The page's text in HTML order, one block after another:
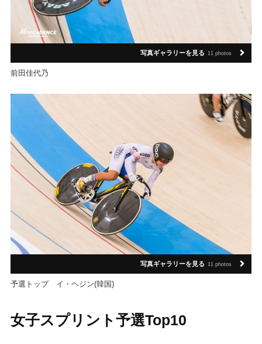
写真ギャラリーを見る 11 photos
前田佳代乃
写真ギャラリーを見る 11 photos
予選トップ イ・ヘジン(韓国)
女子スプリント予選Top10